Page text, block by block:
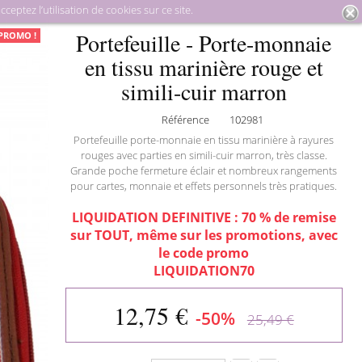
l’utilisation de cookies sur ce site.
tissu marinière rouge et simili-cuir marron
! Portefeuille - Porte-monnaie
en tissu marinière rouge et
simili-cuir marron
Référence
102981
Portefeuille porte-monnaie en tissu marinière à rayures
rouges avec parties en simili-cuir marron, très classe.
Grande poche fermeture éclair et nombreux rangements
pour cartes, monnaie et effets personnels très pratiques.
LIQUIDATION DEFINITIVE : 70 % de remise
sur TOUT, même sur les promotions, avec
le code promo
LIQUIDATION70
12,75 € -50% 25,49 €